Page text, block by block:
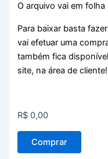
O arquivo vai em
Para baixar basta
vai efetuar uma
também fica
site, na área de cliente!
R$ 0,00
Comprar